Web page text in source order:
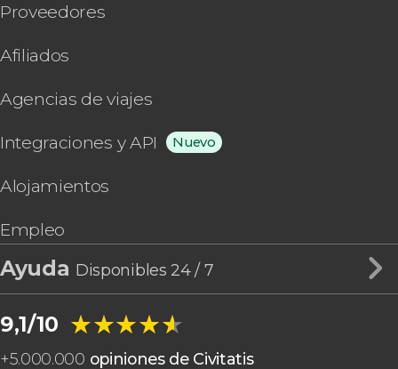
Proveedores
Afiliados
Agencias de viajes
Integraciones y API Nuevo
Alojamientos
Empleo
Ayuda Disponibles 24 / 7
9,1/10 ★★★★★
★★★★★
+5.000.000 opiniones de Civitatis